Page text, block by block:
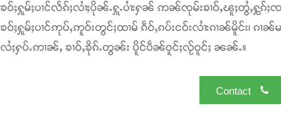
ၶဝ်ႈႁူမ်ႈပၢင်လႅၵ်ႈလၢႆႈပိုၼ်ႉႁူႉပၢႆးႁၼ် ဢၼ်ၸုမ်းၶၢဝ်ႇၽူႈတွႆႇႁွၵ်
ၶဝ်ႈႁူမ်ႈပၢင်ဢုပ်ႇဢူဝ်းတွင်ႈထၢမ် ၵဵဝ်ႇၵပ်းငဝ်းလၢႆးၵၢၼ်မိူင်း၊ ၵၢၼ်
လႆႈႁပ်ႉဢၢၼ်ႇ ၶၢဝ်ႇၶိုၵ်ႉတွၼ်း ပိူင်ပဵၼ်ဝူင်ႈလႂ်ဝူင်ႈ ၼၼ်ႉ။
Contact